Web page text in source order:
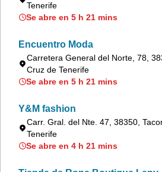
Tenerife
Se abre en 5 h 21 mins
Encuentro Moda
Carretera General del Norte, 78,
Cruz de Tenerife
Se abre en 5 h 21 mins
Y&M fashion
Carr. Gral. del Nte. 47, 38350,
Tenerife
Se abre en 4 h 21 mins